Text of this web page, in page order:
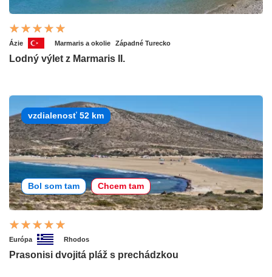
Ázie Marmaris a okolie Západné Turecko
Lodný výlet z Marmaris II.
vzdialenosť 52 km
Bol som tam Chcem tam
Európa Rhodos
Prasonisi dvojitá pláž s prechádzkou